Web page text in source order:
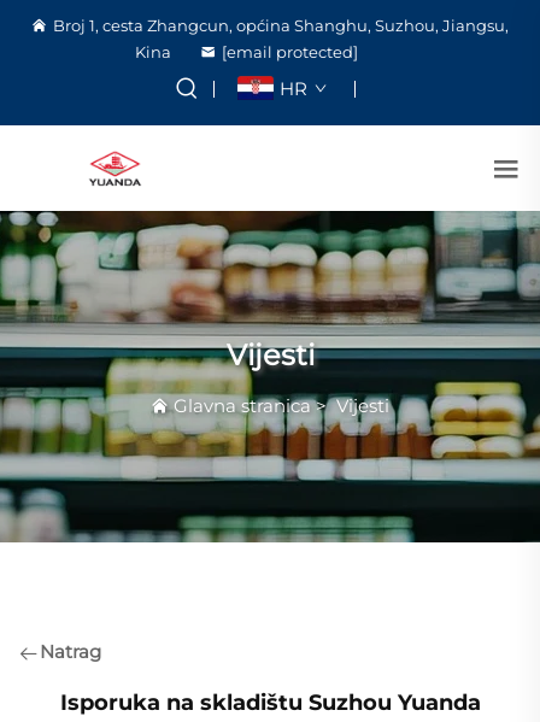
Broj 1, cesta Zhangcun, općina Shanghu, Suzhou, Jiangsu,
Kina
[email protected]
HR
Vijesti
Glavna stranica>Vijesti
Natrag
Isporuka na skladištu Suzhou Yuanda